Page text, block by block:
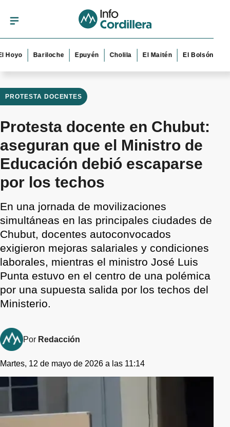
Bariloche Epuyén Cholila El Maitén El Bolsón Esquel
PROTESTA DOCENTES
Protesta docente en Chubut:
aseguran que el Ministro de
Educación debió escaparse
por los techos
En una jornada de movilizaciones
simultáneas en las principales ciudades de
Chubut, docentes autoconvocados
exigieron mejoras salariales y condiciones
laborales, mientras el ministro José Luis
Punta estuvo en el centro de una polémica
por una supuesta salida por los techos del
Ministerio.
Por Redacción
Martes, 12 de mayo de 2026 a las 11:14